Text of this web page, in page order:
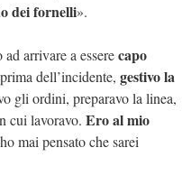
dei fornelli».
arrivare a esserecapo
dell’incidente, gestivo la
gli ordini, preparavo la linea,
cui lavoravo. Ero al mio
mai pensato che sarei